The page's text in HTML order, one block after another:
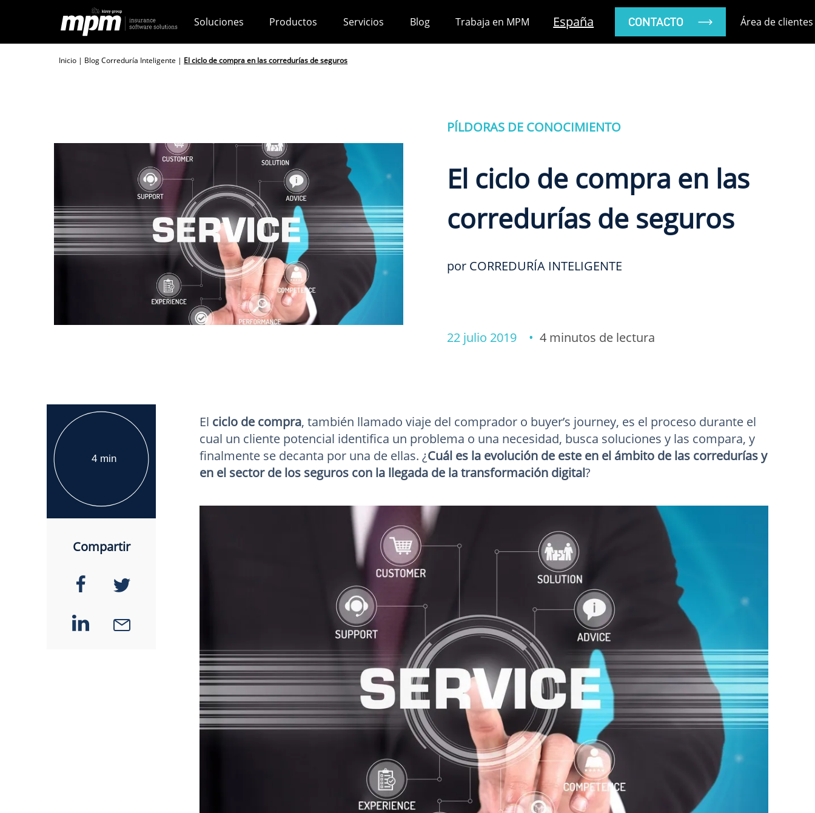
content
Soluciones Productos Servicios Blog Trabaja en MPM España CONTACTO Área de clientes
Inicio | Blog Correduría Inteligente | El ciclo de compra en las corredurías de seguros
PÍLDORAS DE CONOCIMIENTO
El ciclo de compra en las
corredurías de seguros
por CORREDURÍA INTELIGENTE
22 julio 2019 • 4 minutos de lectura
4 min
Compartir
El ciclo de compra, también llamado viaje del comprador o buyer’s journey, es el proceso durante el
cual un cliente potencial identifica un problema o una necesidad, busca soluciones y las compara, y
finalmente se decanta por una de ellas. ¿Cuál es la evolución de este en el ámbito de las corredurías y
en el sector de los seguros con la llegada de la transformación digital?